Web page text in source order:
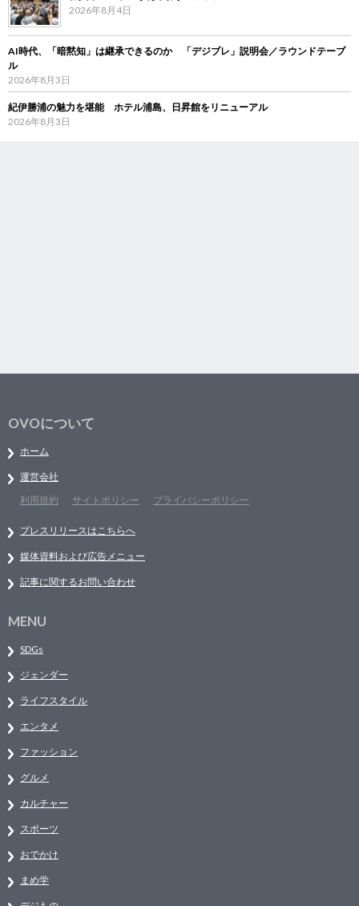
2026年8月4日
AI時代、「暗黙知」は継承できるのか 「デジブレ」説明会／ラウンドテーブ
ル
2026年8月3日
紀伊勝浦の魅力を堪能 ホテル浦島、日昇館をリニューアル
2026年8月3日
OVOについて
ホーム
運営会社
利用規約
サイトポリシー プライバシーポリシー
プレスリリースはこちらへ
媒体資料および広告メニュー
記事に関するお問い合わせ
MENU
SDGs
ジェンダー
ライフスタイル
エンタメ
ファッション
グルメ
カルチャー
スポーツ
おでかけ
まめ学